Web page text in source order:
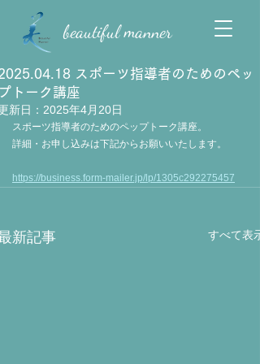
beautiful manner
スポーツ指導者のためのペッ
トーク講座
新日： 2025年4月20日
スポーツ指導者のためのペップトーク講座。
詳細・お申し込みは下記からお願いいたします。
https://business.form-mailer.jp/lp/1305c292275457
新記事 すべて表示